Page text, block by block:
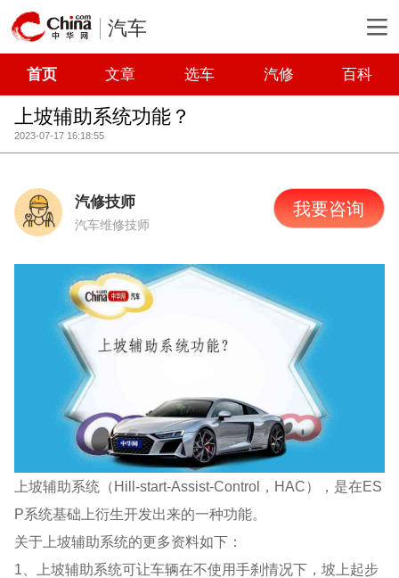
汽车
首页 文章 选车 汽修 百科
上坡辅助系统功能？
2023-07-17 16:18:55
汽修技师
汽车维修技师
我要咨询
上坡辅助系统（Hill-start-Assist-Control，HAC），是在ES
P系统基础上衍生开发出来的一种功能。
关于上坡辅助系统的更多资料如下：
1、上坡辅助系统可让车辆在不使用手刹情况下，坡上起步